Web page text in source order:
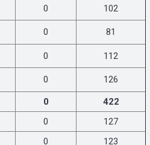
0 102
0 81
0 112
0 126
0 422
0
127
0
123